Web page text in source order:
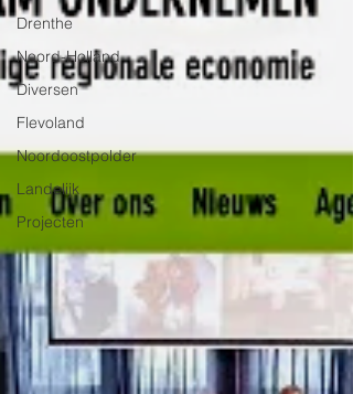
Drenthe
Noord-Holland
Diversen
Flevoland
Noordoostpolder
Landelijk
Projecten